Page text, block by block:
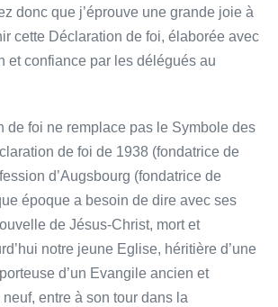
donc que j’éprouve une grande joie à
cette Déclaration de foi, élaborée avec
et confiance par les délégués au
de foi ne remplace pas le Symbole des
de foi de 1938 (fondatrice de
d’Augsbourg (fondatrice de
époque a besoin de dire avec ses
de Jésus-Christ, mort et
notre jeune Eglise, héritière d’une
d’un Evangile ancien et
entre à son tour dans la